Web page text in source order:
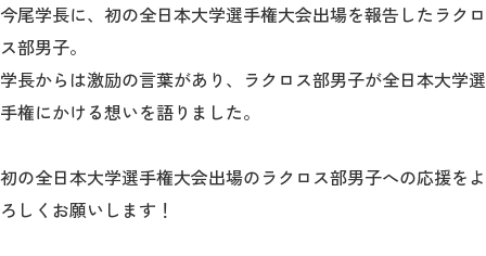
明治学院大学について
教育
学生生活
今尾学長に、初の全日本大学選手権大会出場を報告したラクロ
ス部男子。
学長からは激励の言葉があり、ラクロス部男子が全日本大学選
手権にかける想いを語りました。
初の全日本大学選手権大会出場のラクロス部男子への応援をよ
ろしくお願いします！